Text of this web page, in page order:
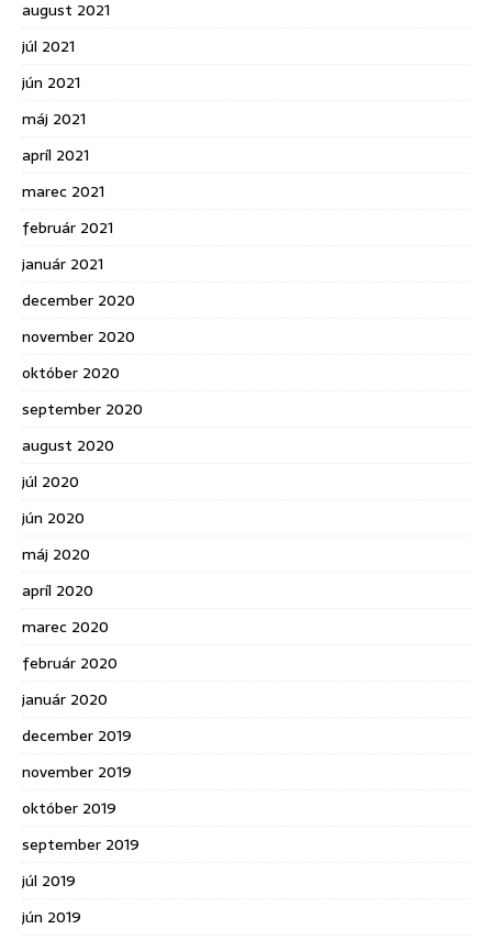
august 2021
júl 2021
jún 2021
máj 2021
apríl 2021
marec 2021
február 2021
január 2021
december 2020
november 2020
október 2020
september 2020
august 2020
júl 2020
jún 2020
máj 2020
apríl 2020
marec 2020
február 2020
január 2020
december 2019
november 2019
október 2019
september 2019
júl 2019
jún 2019